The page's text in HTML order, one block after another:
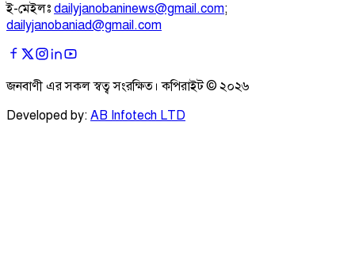
ই-মেইলঃ dailyjanobaninews@gmail.com;
dailyjanobaniad@gmail.com
জনবাণী এর সকল স্বত্ব সংরক্ষিত। কপিরাইট © ২০২৬
Developed by: AB Infotech LTD